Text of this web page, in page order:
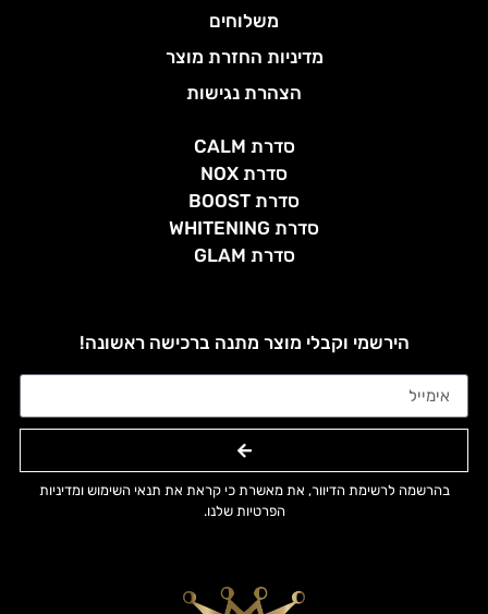
משלוחים
מדיניות החזרת מוצר
הצהרת נגישות
סדרת CALM
סדרת NOX
סדרת BOOST
סדרת WHITENING
סדרת GLAM
הירשמי וקבלי מוצר מתנה ברכישה ראשונה!
בהרשמה לרשימת הדיוור, את מאשרת כי קראת את תנאי השימוש ומדיניות
הפרטיות שלנו.